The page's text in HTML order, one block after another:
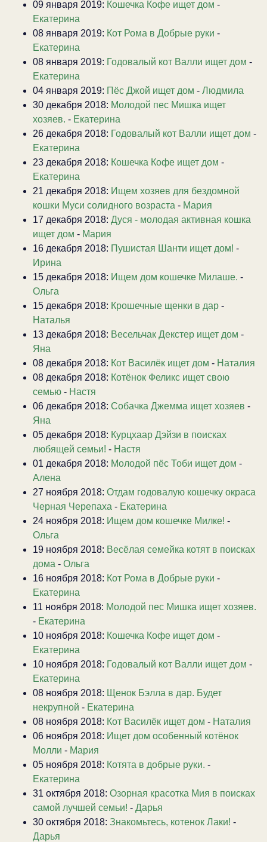
09 января 2019: Кошечка Кофе ищет дом -
Екатерина
08 января 2019: Кот Рома в Добрые руки -
Екатерина
08 января 2019: Годовалый кот Валли ищет дом -
Екатерина
04 января 2019: Пёс Джой ищет дом - Людмила
30 декабря 2018: Молодой пес Мишка ищет
хозяев. - Екатерина
26 декабря 2018: Годовалый кот Валли ищет дом -
Екатерина
23 декабря 2018: Кошечка Кофе ищет дом -
Екатерина
21 декабря 2018: Ищем хозяев для бездомной
кошки Муси солидного возраста - Мария
17 декабря 2018: Дуся - молодая активная кошка
ищет дом - Мария
16 декабря 2018: Пушистая Шанти ищет дом! -
Ирина
15 декабря 2018: Ищем дом кошечке Милаше. -
Ольга
15 декабря 2018: Крошечные щенки в дар -
Наталья
13 декабря 2018: Весельчак Декстер ищет дом -
Яна
08 декабря 2018: Кот Василёк ищет дом - Наталия
08 декабря 2018: Котёнок Феликс ищет свою
семью - Настя
06 декабря 2018: Собачка Джемма ищет хозяев -
Яна
05 декабря 2018: Курцхаар Дэйзи в поисках
любящей семьи! - Настя
01 декабря 2018: Молодой пёс Тоби ищет дом -
Алена
27 ноября 2018: Отдам годовалую кошечку окраса
Черная Черепаха - Екатерина
24 ноября 2018: Ищем дом кошечке Милке! -
Ольга
19 ноября 2018: Весёлая семейка котят в поисках
дома - Ольга
16 ноября 2018: Кот Рома в Добрые руки -
Екатерина
11 ноября 2018: Молодой пес Мишка ищет хозяев.
- Екатерина
10 ноября 2018: Кошечка Кофе ищет дом -
Екатерина
10 ноября 2018: Годовалый кот Валли ищет дом -
Екатерина
08 ноября 2018: Щенок Бэлла в дар. Будет
некрупной - Екатерина
08 ноября 2018: Кот Василёк ищет дом - Наталия
06 ноября 2018: Ищет дом особенный котёнок
Молли - Мария
05 ноября 2018: Котята в добрые руки. -
Екатерина
31 октября 2018: Озорная красотка Мия в поисках
самой лучшей семьи! - Дарья
30 октября 2018: Знакомьтесь, котенок Лаки! -
Дарья